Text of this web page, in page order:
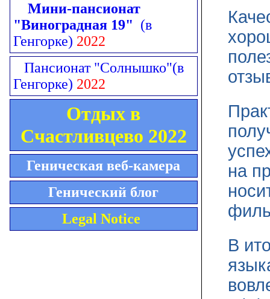
Мини-пансионат
"Виноградная 19" (в
Генгорке) 2022
Пансионат "Солнышко"(в
Генгорке) 2022
Отдых в
Счастливцево 2022
Геническая веб-камера
Генический блог
Legal Notice
на
В